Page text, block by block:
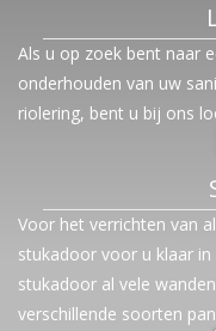
Als u op zoek bent naar
onderhouden van uw
riolering, bent u bij ons
Voor het verrichten van
stukadoor voor u klaar in
stukadoor al vele
verschillende soorten